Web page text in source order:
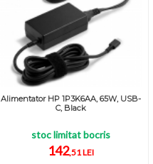
Alimentator HP 1P3K6AA, 65W, USB-
C, Black
stoc limitat bocris
142,51 LEI